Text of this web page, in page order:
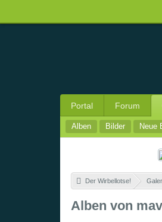
Portal Forum
Alben Bilder Neue
Der Wirbellotse!
Alben von